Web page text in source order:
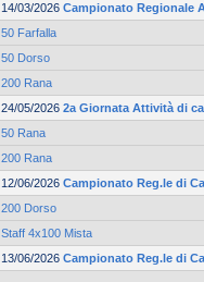
14/03/2026 Campionato Regionale
50 Farfalla
50 Dorso
200 Rana
24/05/2026 2a Giornata Attività di
50 Rana
200 Rana
12/06/2026 Campionato Reg.le di
200 Dorso
Staff 4x100 Mista
13/06/2026 Campionato Reg.le di